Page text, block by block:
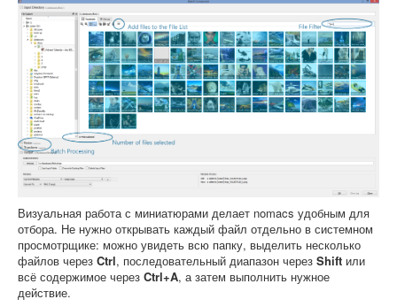
Визуальная работа с миниатюрами делает nomacs удобным для
отбора. Не нужно открывать каждый файл отдельно в системном
просмотрщике: можно увидеть всю папку, выделить несколько
файлов через Ctrl, последовательный диапазон через Shift или
всё содержимое через Ctrl+A, а затем выполнить нужное
действие.